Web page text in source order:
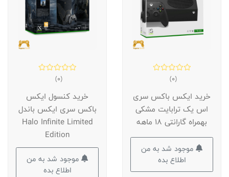
(0)
خرید ایکس باکس سری
اس یک ترابایت مشکی
بهمراه گارانتی 18 ماهه
موجود شد به من
اطلاع بده
(0)
خرید کنسول ایکس
باکس سری ایکس باندل
Halo Infinite Limited
Edition
موجود شد به من
اطلاع بده